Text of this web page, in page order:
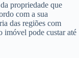
propriedade que
com a sua
das regiões com
imóvel pode custar até